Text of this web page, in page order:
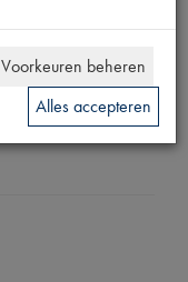
Voorkeuren beheren
Alles accepteren